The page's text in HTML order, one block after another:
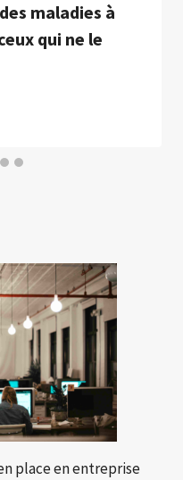
maladies à
qui ne le
place en entreprise